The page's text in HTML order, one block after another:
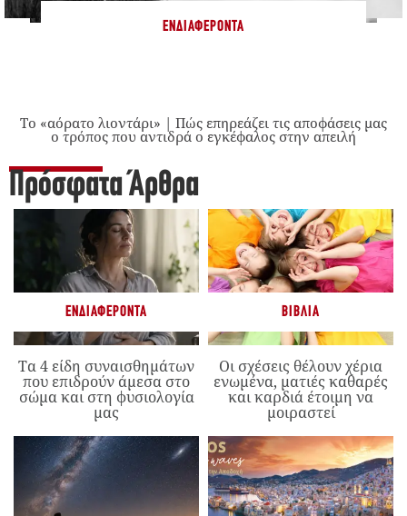
ΕΝΔΙΑΦΈΡΟΝΤΑ
Το «αόρατο λιοντάρι» | Πώς επηρεάζει τις αποφάσεις μας
ο τρόπος που αντιδρά ο εγκέφαλος στην απειλή
Πρόσφατα Άρθρα
ΕΝΔΙΑΦΈΡΟΝΤΑ
Τα 4 είδη συναισθημάτων
που επιδρούν άμεσα στο
σώμα και στη φυσιολογία
μας
ΒΙΒΛΊΑ
Οι σχέσεις θέλουν χέρια
ενωμένα, ματιές καθαρές
και καρδιά έτοιμη να
μοιραστεί